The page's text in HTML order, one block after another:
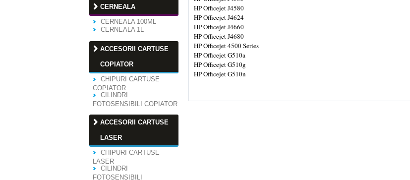
CERNEALA
CERNEALA 100ML
CERNEALA 1L
ACCESORII CARTUSE
COPIATOR
CHIPURI CARTUSE
COPIATOR
CILINDRI
FOTOSENSIBILI COPIATOR
ACCESORII CARTUSE
LASER
CHIPURI CARTUSE
LASER
CILINDRI
FOTOSENSIBILI
HP Officejet J4580
HP Officejet J4624
HP Officejet J4660
HP Officejet J4680
HP Officejet 4500 Series
HP Officejet G510a
HP Officejet G510g
HP Officejet G510n